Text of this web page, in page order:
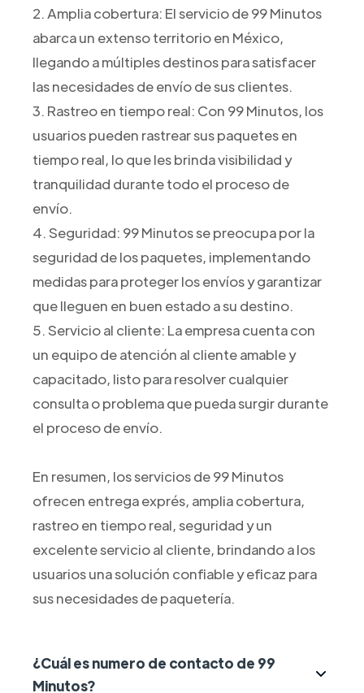
2. Amplia cobertura: El servicio de 99 Minutos
abarca un extenso territorio en México,
llegando a múltiples destinos para satisfacer
las necesidades de envío de sus clientes.
3. Rastreo en tiempo real: Con 99 Minutos, los
usuarios pueden rastrear sus paquetes en
tiempo real, lo que les brinda visibilidad y
tranquilidad durante todo el proceso de
envío.
4. Seguridad: 99 Minutos se preocupa por la
seguridad de los paquetes, implementando
medidas para proteger los envíos y garantizar
que lleguen en buen estado a su destino.
5. Servicio al cliente: La empresa cuenta con
un equipo de atención al cliente amable y
capacitado, listo para resolver cualquier
consulta o problema que pueda surgir durante
el proceso de envío.
En resumen, los servicios de 99 Minutos
ofrecen entrega exprés, amplia cobertura,
rastreo en tiempo real, seguridad y un
excelente servicio al cliente, brindando a los
usuarios una solución confiable y eficaz para
sus necesidades de paquetería.
¿Cuál es numero de contacto de 99
Minutos?